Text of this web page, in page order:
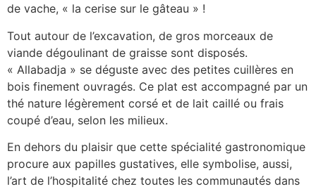
de vache, « la cerise sur le gâteau » !
Tout autour de l’excavation, de gros morceaux de
viande dégoulinant de graisse sont disposés.
« Allabadja » se déguste avec des petites cuillères en
bois finement ouvragés. Ce plat est accompagné par un
thé nature légèrement corsé et de lait caillé ou frais
coupé d’eau, selon les milieux.
En dehors du plaisir que cette spécialité gastronomique
procure aux papilles gustatives, elle symbolise, aussi,
l’art de l’hospitalité chez toutes les communautés dans